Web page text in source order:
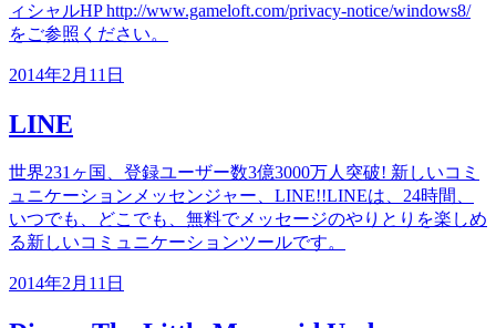
ィシャルHP http://www.gameloft.com/privacy-notice/windows8/
をご参照ください。
2014年2月11日
LINE
世界231ヶ国、登録ユーザー数3億3000万人突破! 新しいコミ
ュニケーションメッセンジャー、LINE!!LINEは、24時間、
いつでも、どこでも、無料でメッセージのやりとりを楽しめ
る新しいコミュニケーションツールです。
2014年2月11日